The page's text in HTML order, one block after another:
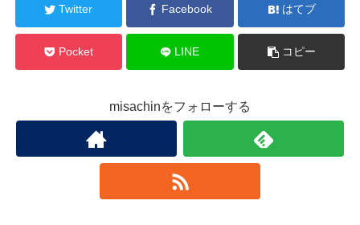
Twitter Facebook はてブ
Pocket LINE コピー
misachinをフォローする